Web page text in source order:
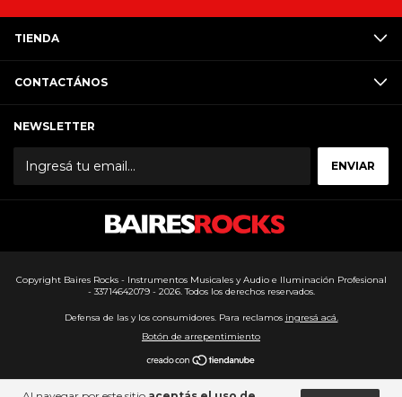
TIENDA
CONTACTÁNOS
NEWSLETTER
Copyright Baires Rocks - Instrumentos Musicales y Audio e Iluminación Profesional
- 33714642079 - 2026. Todos los derechos reservados.
Defensa de las y los consumidores. Para reclamos ingresá acá.
Botón de arrepentimiento